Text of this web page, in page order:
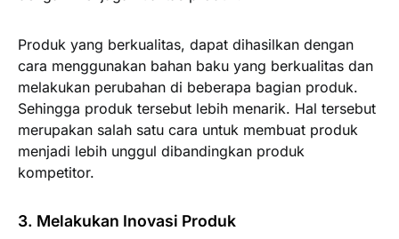
Produk yang berkualitas, dapat dihasilkan dengan
cara menggunakan bahan baku yang berkualitas dan
melakukan perubahan di beberapa bagian produk.
Sehingga produk tersebut lebih menarik. Hal tersebut
merupakan salah satu cara untuk membuat produk
menjadi lebih unggul dibandingkan produk
kompetitor.
3. Melakukan Inovasi Produk